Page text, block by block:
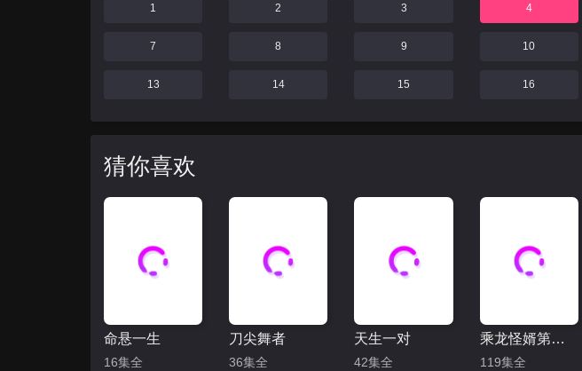
1 2 3 4
7 8 9 10
13 14 15 16
猜你喜欢
命悬一生
16集全
刀尖舞者
36集全
天生一对
42集全
乘龙怪婿第二季
119集全